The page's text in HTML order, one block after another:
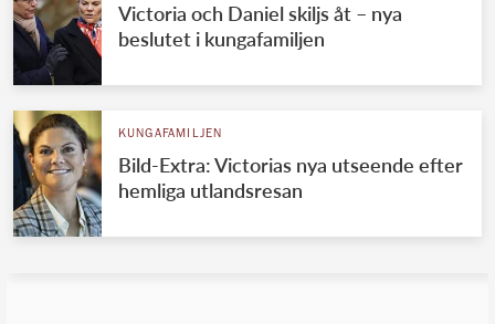
Victoria och Daniel skiljs åt – nya
beslutet i kungafamiljen
KUNGAFAMILJEN
Bild-Extra: Victorias nya utseende efter
hemliga utlandsresan